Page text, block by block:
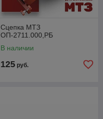
Сцепка МТЗ
ОП-2711.000,РБ
В наличии
125 руб.